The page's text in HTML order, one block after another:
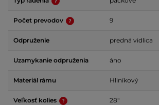
Počet prevodov 9
Odpruženie predná vidlica
Uzamykanie odpruženia áno
Materiál rámu Hliníkový
Veľkosť kolies 28"